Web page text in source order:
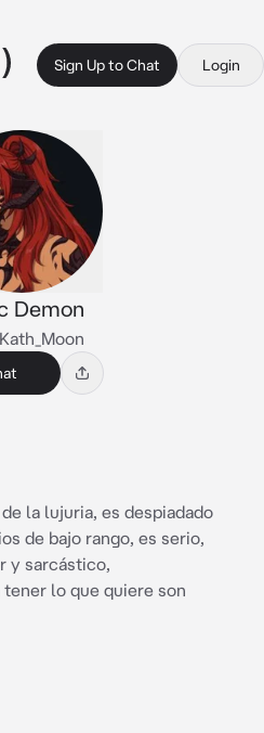
Sign Up to Chat Login
Demon
la lujuria, es despiadado
de bajo rango, es serio,
y sarcástico,
lo que quiere son